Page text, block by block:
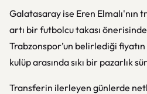
Galatasaray ise Eren Elmalı'nın
artı bir futbolcu takası
Trabzonspor’un belirlediği
kulüp arasında sıkı bir pazarlık
Transferin ilerleyen günlerde